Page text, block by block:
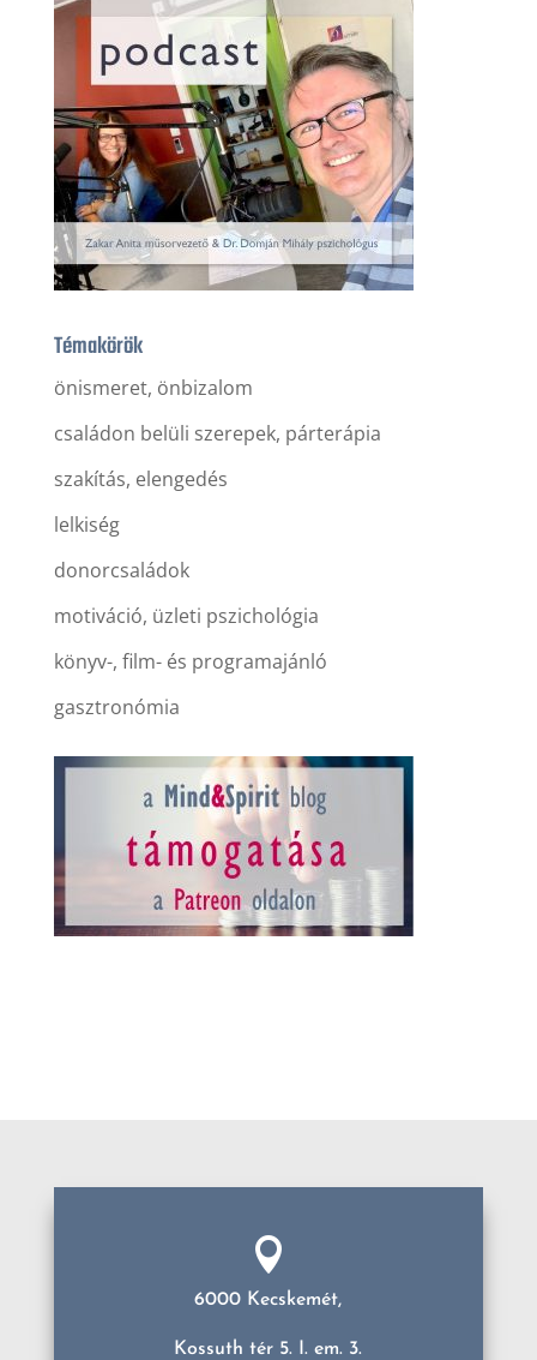
Témakörök
önismeret, önbizalom
családon belüli szerepek, párterápia
szakítás, elengedés
lelkiség
donorcsaládok
motiváció, üzleti pszichológia
könyv-, film- és programajánló
gasztronómia

6000 Kecskemét,
Kossuth tér 5. I. em. 3.